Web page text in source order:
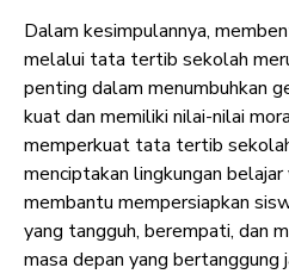
Dalam kesimpulannya,
melalui tata tertib sekolah
penting dalam menumbuhkan
kuat dan memiliki nilai-nilai
memperkuat tata tertib
menciptakan lingkungan
membantu mempersiapkan
yang tangguh, berempati, dan
masa depan yang bertanggung